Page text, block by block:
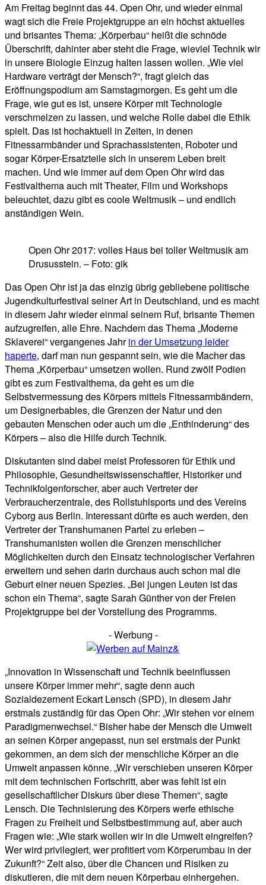
Am Freitag beginnt das 44. Open Ohr, und wieder einmal
wagt sich die Freie Projektgruppe an ein höchst aktuelles
und brisantes Thema: „Körperbau“ heißt die schnöde
Überschrift, dahinter aber steht die Frage, wieviel Technik wir
in unsere Biologie Einzug halten lassen wollen. „Wie viel
Hardware verträgt der Mensch?“, fragt gleich das
Eröffnungspodium am Samstagmorgen. Es geht um die
Frage, wie gut es ist, unsere Körper mit Technologie
verschmelzen zu lassen, und welche Rolle dabei die Ethik
spielt. Das ist hochaktuell in Zeiten, in denen
Fitnessarmbänder und Sprachassistenten, Roboter und
sogar Körper-Ersatzteile sich in unserem Leben breit
machen. Und wie immer auf dem Open Ohr wird das
Festivalthema auch mit Theater, Film und Workshops
beleuchtet, dazu gibt es coole Weltmusik – und endlich
anständigen Wein.
Open Ohr 2017: volles Haus bei toller Weltmusik am
Drususstein. – Foto: gik
Das Open Ohr ist ja das einzig übrig gebliebene politische
Jugendkulturfestival seiner Art in Deutschland, und es macht
in diesem Jahr wieder einmal seinem Ruf, brisante Themen
aufzugreifen, alle Ehre. Nachdem das Thema „Moderne
Sklaverei“ vergangenes Jahrin der Umsetzung leider
haperte, darf man nun gespannt sein, wie die Macher das
Thema „Körperbau“ umsetzen wollen. Rund zwölf Podien
gibt es zum Festivalthema, da geht es um die
Selbstvermessung des Körpers mittels Fitnessarmbändern,
um Designerbabies, die Grenzen der Natur und den
gebauten Menschen oder auch um die „Enthinderung“ des
Körpers – also die Hilfe durch Technik.
Diskutanten sind dabei meist Professoren für Ethik und
Philosophie, Gesundheitswissenschaftler, Historiker und
Technikfolgenforscher, aber auch Vertreter der
Verbraucherzentrale, des Rollstuhlsports und des Vereins
Cyborg aus Berlin. Interessant dürfte es auch werden, den
Vertreter der Transhumanen Partei zu erleben –
Transhumanisten wollen die Grenzen menschlicher
Möglichkeiten durch den Einsatz technologischer Verfahren
erweitern und sehen darin durchaus auch schon mal die
Geburt einer neuen Spezies. „Bei jungen Leuten ist das
schon ein Thema“, sagte Sarah Günther von der Freien
Projektgruppe bei der Vorstellung des Programms.
- Werbung -
„Innovation in Wissenschaft und Technik beeinflussen
unsere Körper immer mehr“, sagte denn auch
Sozialdezernent Eckart Lensch (SPD), in diesem Jahr
erstmals zuständig für das Open Ohr: „Wir stehen vor einem
Paradigmenwechsel.“ Bisher habe der Mensch die Umwelt
an seinen Körper angepasst, nun sei erstmals der Punkt
gekommen, an dem sich der menschliche Körper an die
Umwelt anpassen könne. „Wir verschieben unseren Körper
mit dem technischen Fortschritt, aber was fehlt ist ein
gesellschaftlicher Diskurs über diese Themen“, sagte
Lensch. Die Technisierung des Körpers werfe ethische
Fragen zu Freiheit und Selbstbestimmung auf, aber auch
Fragen wie: „Wie stark wollen wir in die Umwelt eingreifen?
Wer wird privilegiert, wer profitiert vom Körperumbau in der
Zukunft?“ Zeit also, über die Chancen und Risiken zu
diskutieren, die mit dem neuen Körperbau einhergehen.